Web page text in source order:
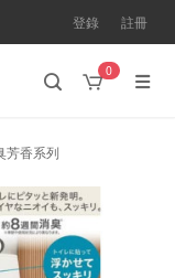
登錄 註冊
0
芳香系列